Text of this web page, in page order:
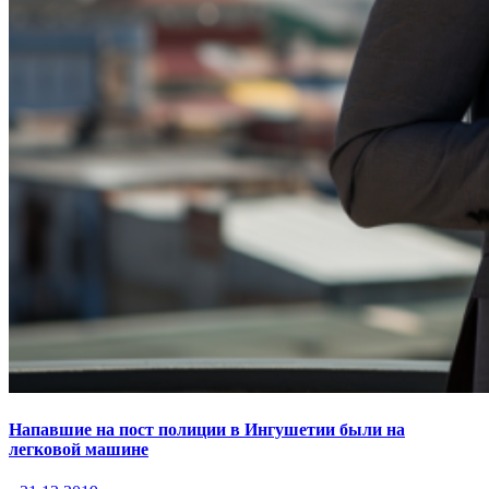
Напавшие на пост полиции в Ингушетии были на
легковой машине